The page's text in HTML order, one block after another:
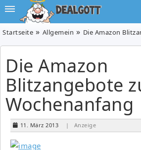
Startseite Allgemein Die Amazon Blitzangebote
Die Amazon
Blitzangebote
Wochenanfang
11. März 2013 | Anzeige